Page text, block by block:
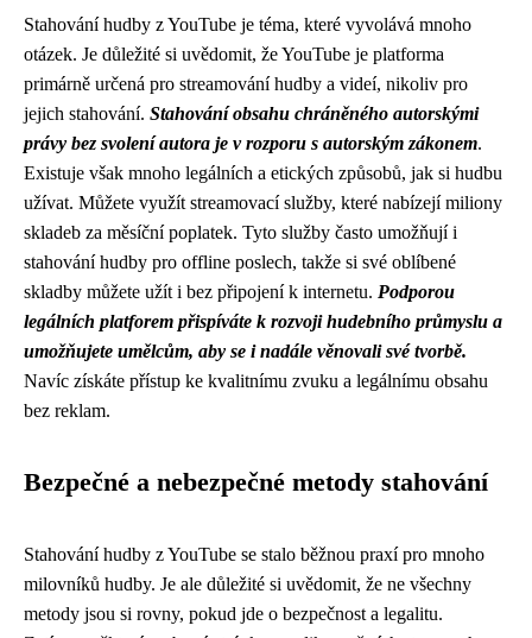
Stahování hudby z YouTube je téma, které vyvolává mnoho
otázek. Je důležité si uvědomit, že YouTube je platforma
primárně určená pro streamování hudby a videí, nikoliv pro
jejich stahování. Stahování obsahu chráněného autorskými
právy bez svolení autora je v rozporu s autorským zákonem.
Existuje však mnoho legálních a etických způsobů, jak si hudbu
užívat. Můžete využít streamovací služby, které nabízejí miliony
skladeb za měsíční poplatek. Tyto služby často umožňují i
stahování hudby pro offline poslech, takže si své oblíbené
skladby můžete užít i bez připojení k internetu. Podporou
legálních platforem přispíváte k rozvoji hudebního průmyslu a
umožňujete umělcům, aby se i nadále věnovali své tvorbě.
Navíc získáte přístup ke kvalitnímu zvuku a legálnímu obsahu
bez reklam.
Bezpečné a nebezpečné metody stahování
Stahování hudby z YouTube se stalo běžnou praxí pro mnoho
milovníků hudby. Je ale důležité si uvědomit, že ne všechny
metody jsou si rovny, pokud jde o bezpečnost a legalitu.